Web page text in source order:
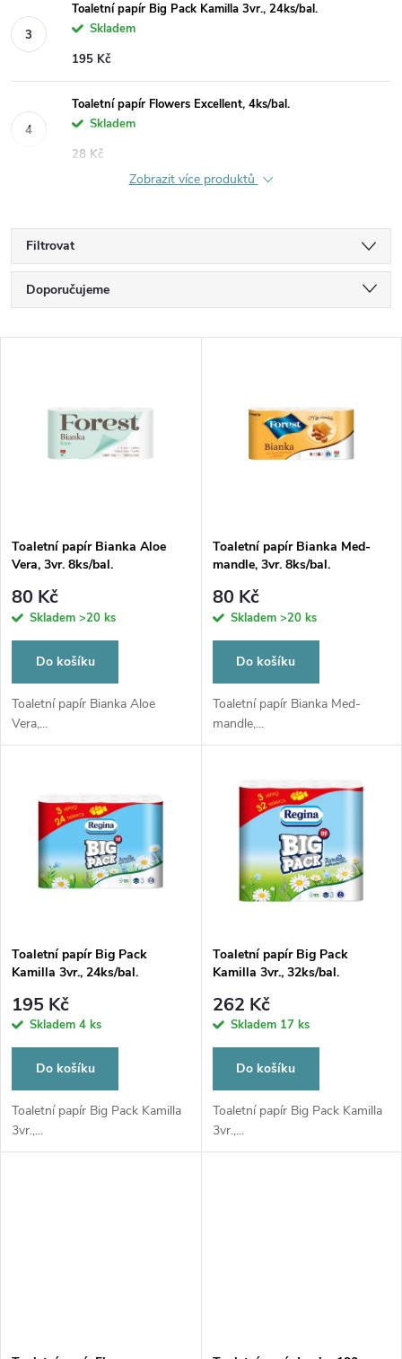
Toaletní papír Big Pack Kamilla 3vr., 24ks/bal.
Skladem
195 Kč
Toaletní papír Flowers Excellent, 4ks/bal.
Skladem
28 Kč
Zobrazit více produktů
Filtrovat
Ř
a
p
r
o
d
u
Doporučujeme
Abecedně
s
p
r
o
d
u
Toaletní papír Bianka Aloe
Vera, 3vr. 8ks/bal.
80 Kč
Skladem >20 ks
Do košíku
Toaletní papír Bianka Aloe
Vera,...
Toaletní papír Bianka Med-
mandle, 3vr. 8ks/bal.
80 Kč
Skladem >20 ks
Do košíku
Toaletní papír Bianka Med-
mandle,...
Toaletní papír Big Pack
Kamilla 3vr., 24ks/bal.
195 Kč
Skladem 4 ks
Do košíku
Toaletní papír Big Pack Kamilla
3vr.,...
Toaletní papír Big Pack
Kamilla 3vr., 32ks/bal.
262 Kč
Skladem 17 ks
Do košíku
Toaletní papír Big Pack Kamilla
3vr.,...